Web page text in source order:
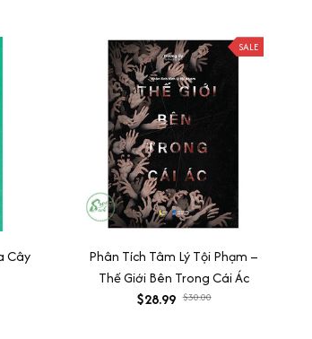
Cây
SALE
Phân Tích Tâm Lý Tội Phạm –
Thế Giới Bên Trong Cái Ác
$28.99 $30.00